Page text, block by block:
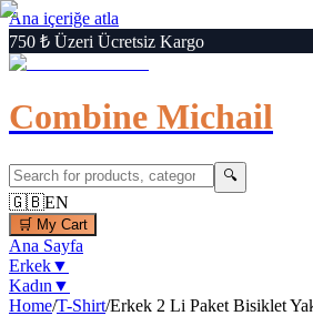
Ana içeriğe atla
750 ₺ Üzeri Ücretsiz Kargo
Combine Michail
🔍
🇬🇧EN
🛒 My Cart
Ana Sayfa
Erkek▼
Kadın ▼
Home/T-Shirt/Erkek 2 Li Paket Bisiklet